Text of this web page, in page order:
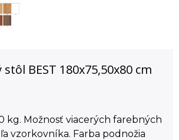
BEST 180x75,50x80 cm
kg. Možnosť viacerých farebných
vzorkovníka. Farba podnožia